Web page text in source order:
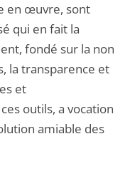
en œuvre, sont
qui en fait la
fondé sur la non
la transparence et
et
outils, a vocation
amiable des